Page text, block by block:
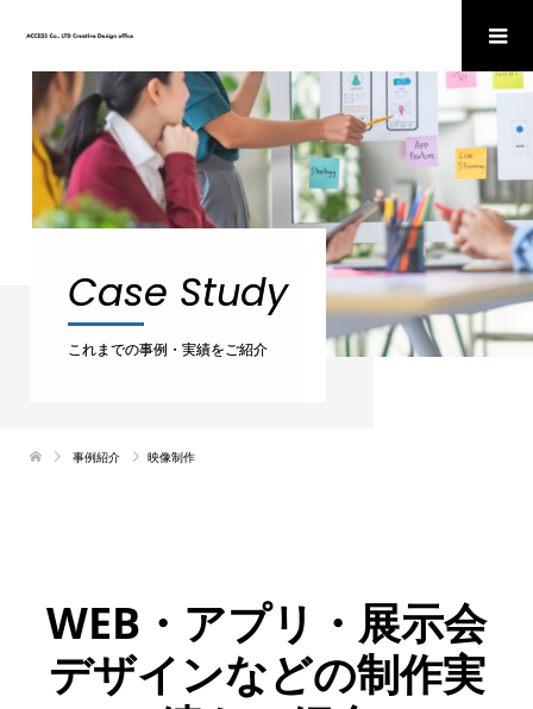
Case Study
これまでの事例・実績をご紹介
事例紹介 映像制作
WEB・アプリ・展示会
デザインなどの制作実